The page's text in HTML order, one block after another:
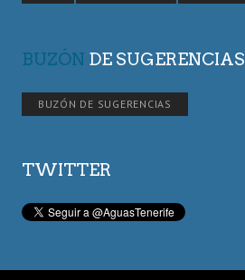
BUZÓN DE SUGERENCIAS
BUZÓN DE SUGERENCIAS
TWITTER